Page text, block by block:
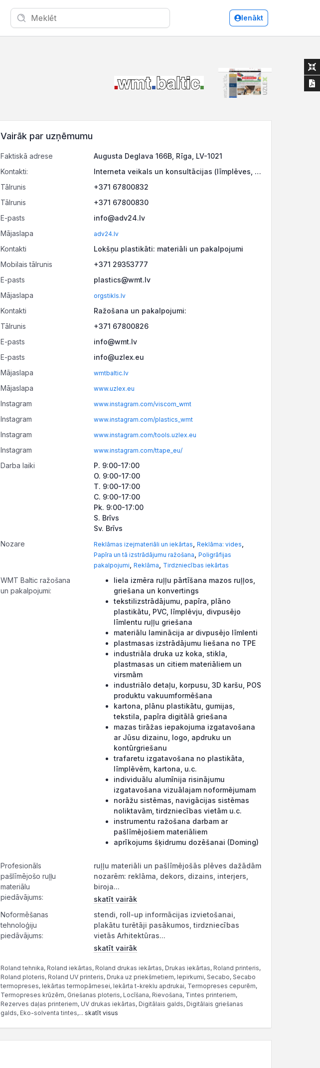
Ienākt
Vairāk par uzņēmumu
Faktiskā adrese
Augusta Deglava 166B, Rīga, LV-1021
Kontakti:
Interneta veikals un konsultācijas (līmplēves, stendi, iekārtas, norāžu zīmes, u.c.):
Tālrunis
+371 67800832
Tālrunis
+371 67800830
E-pasts
info@adv24.lv
Mājaslapa
adv24.lv
Kontakti
Lokšņu plastikāti: materiāli un pakalpojumi
Mobilais tālrunis
+371 29353777
E-pasts
plastics@wmt.lv
Mājaslapa
orgstikls.lv
Kontakti
Ražošana un pakalpojumi:
Tālrunis
+371 67800826
E-pasts
info@wmt.lv
E-pasts
info@uzlex.eu
Mājaslapa
wmtbaltic.lv
Mājaslapa www.uzlex.eu
Instagram www.instagram.com/viscom_wmt
Instagram www.instagram.com/plastics_wmt
Instagram www.instagram.com/tools.uzlex.eu
Instagram www.instagram.com/ttape_eu/
Darba laiki
P. 9:00-17:00
O. 9:00-17:00
T. 9:00-17:00
C. 9:00-17:00
Pk. 9:00-17:00
S. Brīvs
Sv. Brīvs
Nozare
Reklāmas izejmateriāli un iekārtas Reklāma: vides
Papīra un tā izstrādājumu ražošana Poligrāfijas
pakalpojumi Reklāma Tirdzniecības iekārtas
WMT Baltic ražošana
un pakalpojumi:
liela izmēra ruļļu pārtīšana mazos ruļļos,
griešana un konvertings
tekstilizstrādājumu, papīra, plāno
plastikātu, PVC, līmplēvju, divpusējo
līmlentu ruļļu griešana
materiālu laminācija ar divpusējo līmlenti
plastmasas izstrādājumu liešana no TPE
industriāla druka uz koka, stikla,
plastmasas un citiem materiāliem un
virsmām
industriālo detaļu, korpusu, 3D karšu, POS
produktu vakuumformēšana
kartona, plānu plastikātu, gumijas,
tekstila, papīra digitālā griešana
mazas tirāžas iepakojuma izgatavošana
ar Jūsu dizainu, logo, apdruku un
kontūrgriešanu
trafaretu izgatavošana no plastikāta,
līmplēvēm, kartona, u.c.
individuālu alumīnija risinājumu
izgatavošana vizuālajam noformējumam
norāžu sistēmas, navigācijas sistēmas
noliktavām, tirdzniecības vietām u.c.
instrumentu ražošana darbam ar
pašlīmējošiem materiāliem
aprīkojums šķidrumu dozēšanai (Doming)
Profesionāls
pašlīmējošo ruļļu
materiālu
piedāvājums:
ruļļu materiāli un pašlīmējošās plēves dažādām
nozarēm: reklāma, dekors, dizains, interjers,
biroja...
skatīt vairāk
Noformēšanas
tehnoloģiju
piedāvājums:
stendi, roll-up informācijas izvietošanai,
plakātu turētāji pasākumos, tirdzniecības
vietās Arhitektūras...
skatīt vairāk
Roland tehnika, Roland iekārtas, Roland drukas iekārtas, Drukas iekārtas, Roland printeris,
Roland ploteris, Roland UV printeris, Druka uz priekšmetiem, Iepirkumi, Secabo, Secabo
termopreses, Iekārtas termopārnesei, Iekārta t-kreklu apdrukai, Termopreses cepurēm,
Termopreses krūzēm, Griešanas ploteris, Locīšana, Rievošana, Tintes printeriem,
Rezerves daļas printeriem, UV drukas iekārtas, Digitālais galds, Digitālais griešanas
galds, Eko-solventa tintes,... skatīt visus